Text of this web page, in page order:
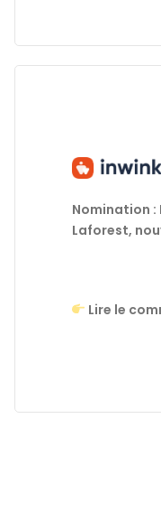
Nomination :
Laforest,
Lire le